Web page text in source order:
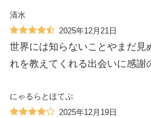
清水
2025年12月21日
世界には知らないことやまだ見
れを教えてくれる出会いに感謝
にゃるらとほてぷ
2025年12月19日